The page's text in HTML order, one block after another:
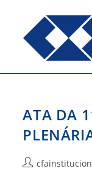
conteúdo
ATA DA
Autor